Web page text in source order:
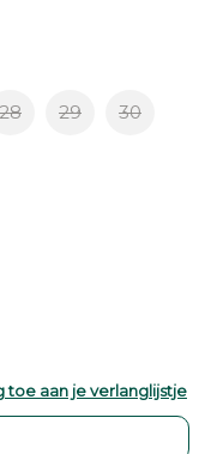
28 29 30
toe aan je verlanglijstje